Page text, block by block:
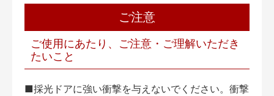
ご注意
ご使用にあたり、ご注意・ご理解いただき
たいこと
■採光ドアに強い衝撃を与えないでください。衝撃